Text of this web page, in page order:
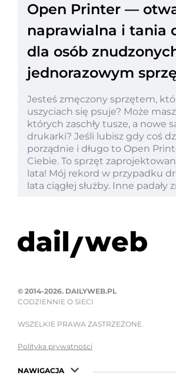
Open Printer —
naprawialna i tania
dla osób
jednorazowym
Jesteś zmęczony sprzętem,
uszyciach się psuje? Może
których zaschły tusze, a nowe
drukarki? Jeśli lubisz gdy coś
porządnie i długo to Open
Ciebie. To sprzęt
lata! Mój rekord w przypadku
lata ciągłej służby. Inne padały
© 2014-2026. DAILYWEB.PL
CODZIENNIE O SIECI
WSZELKIE PRAWA ZASTRZEŻONE.
Polityka prywatności
NAWIGACJA